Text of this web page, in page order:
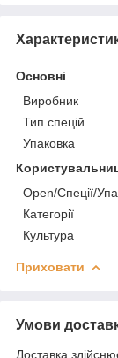
Основні
Виробник
Тип спецій
Упаковка
Open/Спеції/
Категорії
Культура
Приховати
Умови
Доставка